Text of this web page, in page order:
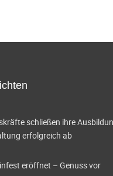
schließen ihre
erfolgreich ab
eröffnet – Genuss vor